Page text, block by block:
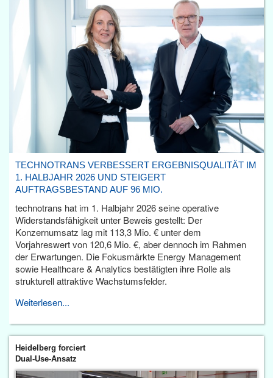
TECHNOTRANS VERBESSERT ERGEBNISQUALITÄT IM
1. HALBJAHR 2026 UND STEIGERT
AUFTRAGSBESTAND AUF 96 MIO.
technotrans hat im 1. Halbjahr 2026 seine operative
Widerstandsfähigkeit unter Beweis gestellt: Der
Konzernumsatz lag mit 113,3 Mio. € unter dem
Vorjahreswert von 120,6 Mio. €, aber dennoch im Rahmen
der Erwartungen. Die Fokusmärkte Energy Management
sowie Healthcare & Analytics bestätigten ihre Rolle als
strukturell attraktive Wachstumsfelder.
Weiterlesen...
Heidelberg forciert
Dual-Use-Ansatz